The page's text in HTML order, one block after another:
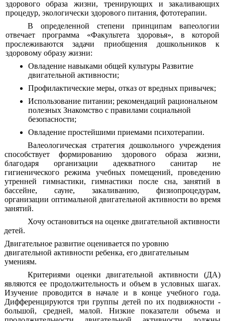
здорового образа жизни, тренирующих и закаливающих
процедур, экологически здорового питания, фототерапии.
В определенной степени принципам вапеологии
отвечает программа «Факультета здоровья», в которой
прослеживаются задачи приобщения дошкольников к
здоровому образу жизни:
Овладение навыками общей культуры Развитие
двигательной активности;
Профилактические меры, отказ от вредных привычек;
Использование питании; рекомендаций рациональном
полезных Знакомство с правилами социальной
безопасности;
Овладение простейшими приемами психотерапии.
Валеологическая стратегия дошкольного учреждения
способствует формированию здорового образа жизни,
благодаря организации адекватного санитар не
гигиенического режима учебных помещений, проведению
утренней гимнастики, гимнастики после сна, занятий в
бассейне, сауне, закаливанию, физиопроцедурам,
организации оптимальной двигательной активности во время
занятий.
Хочу остановиться на оценке двигательной активности
детей.
Двигательное развитие оценивается по уровню
двигательной активности ребенка, его двигательным
умениям.
Критериями оценки двигательной активности (ДА)
являются ее продолжительность и объем в условных шагах.
Изучение проводится в начале и в конце учебного года.
Дифференцируются три группы детей по их подвижности -
большой, средней, малой. Низкие показатели объема и